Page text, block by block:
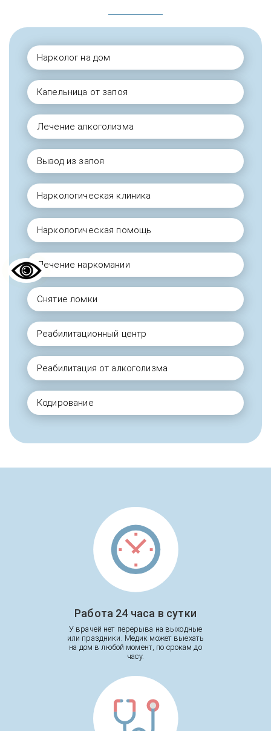
Нарколог на дом
Капельница от запоя
Лечение алкоголизма
Вывод из запоя
Наркологическая клиника
Наркологическая помощь
Лечение наркомании
Снятие ломки
Реабилитационный центр
Реабилитация от алкоголизма
Кодирование
Работа 24 часа в сутки
У врачей нет перерыва на выходные
или праздники. Медик может выехать
на дом в любой момент, по срокам до
часу.